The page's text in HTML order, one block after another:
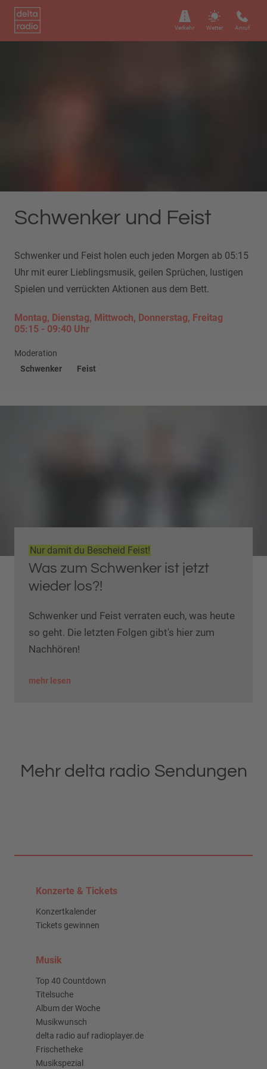
Verkehr Wetter Anruf
Schwenker und Feist
Schwenker und Feist holen euch jeden Morgen ab 05:15
Uhr mit eurer Lieblingsmusik, geilen Sprüchen, lustigen
Spielen und verrückten Aktionen aus dem Bett.
Montag, Dienstag, Mittwoch, Donnerstag, Freitag
05:15 - 09:40 Uhr
Moderation
Schwenker
Feist
Nur damit du Bescheid Feist!
Was zum Schwenker ist jetzt
wieder los?!
Schwenker und Feist verraten euch, was heute
so geht. Die letzten Folgen gibt's hier zum
Nachhören!
mehr lesen
Mehr delta radio Sendungen
Konzerte & Tickets
Konzertkalender
Tickets gewinnen
Musik
Top 40 Countdown
Titelsuche
Album der Woche
Musikwunsch
delta radio auf radioplayer.de
Frischetheke
Musikspezial